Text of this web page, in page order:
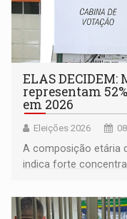
ELAS
representam
em 2026
Eleições 2026
A composição etária
indica forte